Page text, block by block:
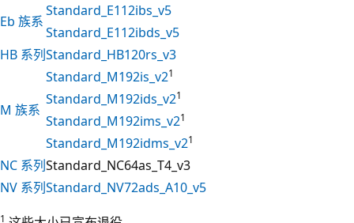
Eb 族系
Standard_E112ibs_v5
Standard_E112ibds_v5
HB 系列Standard_HB120rs_v3
M 族系
Standard_M192is_v21
Standard_M192ids_v21
Standard_M192ims_v21
Standard_M192idms_v21
NC 系列Standard_NC64as_T4_v3
NV 系列Standard_NV72ads_A10_v5
1